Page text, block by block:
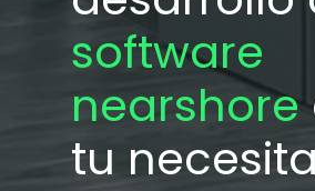
software
nearshore
tu